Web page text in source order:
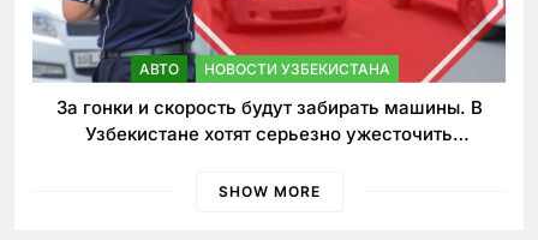
АВТО НОВОСТИ УЗБЕКИСТАНА
За гонки и скорость будут забирать машины. В
Узбекистане хотят серьезно ужесточить
SHOW MORE